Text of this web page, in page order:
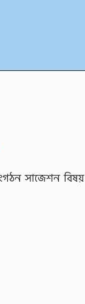
সংগঠন সাজেশন বিষয়